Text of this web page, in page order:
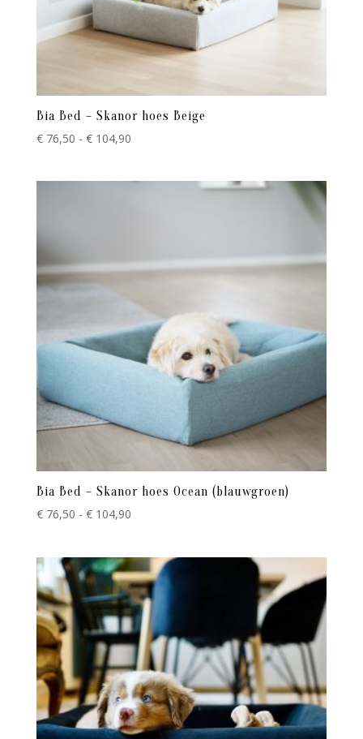
Bia Bed – Skanor hoes Beige
€76,50 - €104,90Prijsklasse:
Bia Bed – Skanor hoes Ocean (blauwgroen)
€76,50 - €104,90Prijsklasse:
€ 104,90